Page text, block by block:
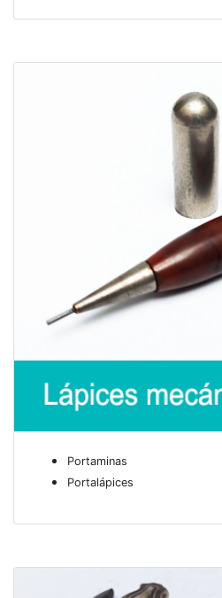
Portaminas
Portalápices